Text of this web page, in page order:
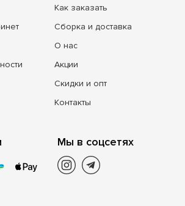
Как заказать
Сборка и доставка
О нас
Акции
Скидки и опт
Контакты
Мы в соцсетях